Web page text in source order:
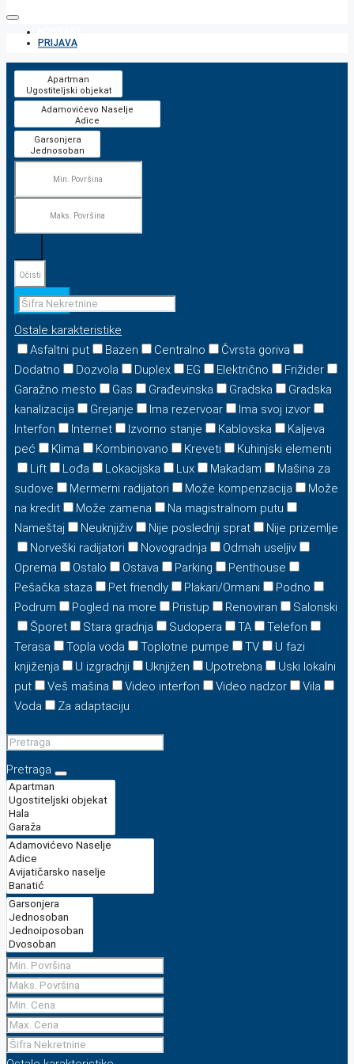
PRIJAVA
Očisti
Pretraga
Ostale karakteristike
Asfaltni put
Bazen Centralno
Čvrsta goriva
Dodatno
Dozvola Duplex EG Električno
Frižider
Garažno mesto
Gas Građevinska Gradska
Gradska
kanalizacija
Grejanje Ima rezervoar
Ima svoj izvor
Interfon
Internet Izvorno stanje Kablovska
Kaljeva
peć
Klima Kombinovano Kreveti
Kuhinjski elementi
Lift
Lođa Lokacijska Lux Makadam
Mašina za
sudove
Mermerni radijatori Može kompenzacija
Može
na kredit
Može zamena
Na magistralnom putu
Nameštaj
Neuknjiživ Nije poslednji sprat
Nije prizemlje
Norveški radijatori
Novogradnja
Odmah useljiv
Oprema
Ostalo Ostava Parking
Penthouse
Pešačka staza
Pet friendly Plakari/Ormani
Podno
Podrum
Pogled na more Pristup Renoviran
Salonski
Šporet
Stara gradnja Sudopera TA
Telefon
Terasa
Topla voda Toplotne pumpe TV
U fazi
knjiženja
U izgradnji Uknjižen Upotrebna
Uski lokalni
put
Veš mašina Video interfon Video nadzor
Vila
Voda
Za adaptaciju
Pretraga